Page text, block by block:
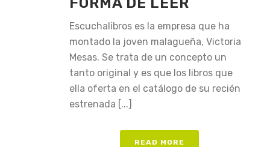
Escuchalibros es la empresa que ha
montado la joven malagueña, Victoria
Mesas. Se trata de un concepto un
tanto original y es que los libros que
ella oferta en el catálogo de su recién
estrenada [...]
READ MORE